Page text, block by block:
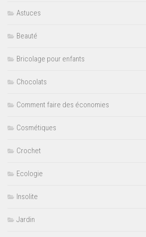
Astuces
Beauté
Bricolage pour enfants
Chocolats
Comment faire des économies
Cosmétiques
Crochet
Ecologie
Insolite
Jardin